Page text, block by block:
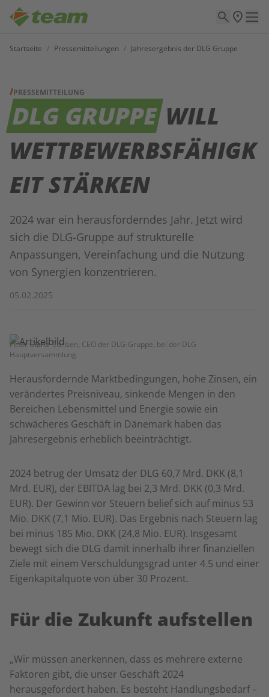
Startseite / Pressemitteilungen / Jahresergebnis der DLG Gruppe
PRESSEMITTEILUNG
DLG GRUPPEWILL
WETTBEWERBSFÄHIGK
EIT STÄRKEN
2024 war ein herausforderndes Jahr. Jetzt wird
sich die DLG-Gruppe auf strukturelle
Anpassungen, Vereinfachung und die Nutzung
von Synergien konzentrieren.
05.02.2025
Peter Giørtz-Carlsen, CEO der DLG-Gruppe, bei der DLG
Hauptversammlung.
Herausfordernde Marktbedingungen, hohe Zinsen, ein
verändertes Preisniveau, sinkende Mengen in den
Bereichen Lebensmittel und Energie sowie ein
schwächeres Geschäft in Dänemark haben das
Jahresergebnis erheblich beeinträchtigt.
2024 betrug der Umsatz der DLG 60,7 Mrd. DKK (8,1
Mrd. EUR), der EBITDA lag bei 2,3 Mrd. DKK (0,3 Mrd.
EUR). Der Gewinn vor Steuern belief sich auf minus 53
Mio. DKK (7,1 Mio. EUR). Das Ergebnis nach Steuern lag
bei minus 185 Mio. DKK (24,8 Mio. EUR). Insgesamt
bewegt sich die DLG damit innerhalb ihrer finanziellen
Ziele mit einem Verschuldungsgrad unter 4.5 und einer
Eigenkapitalquote von über 30 Prozent.
Für die Zukunft aufstellen
„Wir müssen anerkennen, dass es mehrere externe
Faktoren gibt, die unser Geschäft 2024
herausgefordert haben. Es besteht Handlungsbedarf –